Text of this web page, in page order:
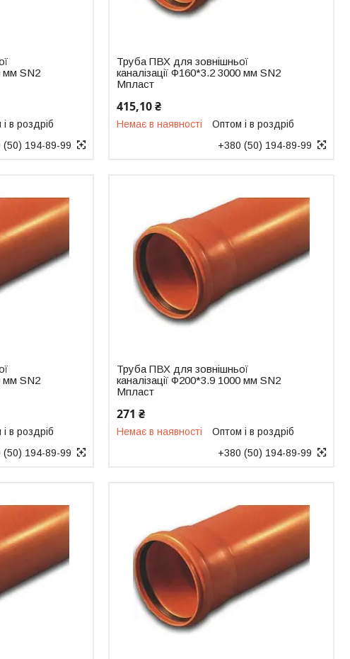
мм SN2
в роздріб
(50) 194-89-99
Труба ПВХ для зовнішньої
каналізації Ф160*3.2 3000 мм SN2
Мпласт
415,10 ₴
Немає в наявності
Оптом і в роздріб
+380 (50) 194-89-99
мм SN2
в роздріб
(50) 194-89-99
Труба ПВХ для зовнішньої
каналізації Ф200*3.9 1000 мм SN2
Мпласт
271 ₴
Немає в наявності
Оптом і в роздріб
+380 (50) 194-89-99